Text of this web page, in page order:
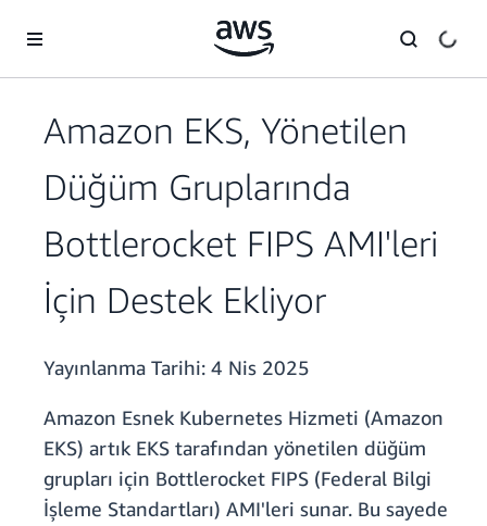
Amazon EKS, Yönetilen
Düğüm Gruplarında
Bottlerocket FIPS AMI'leri
İçin Destek Ekliyor
Yayınlanma Tarihi: 4 Nis 2025
Amazon Esnek Kubernetes Hizmeti (Amazon
EKS) artık EKS tarafından yönetilen düğüm
grupları için Bottlerocket FIPS (Federal Bilgi
İşleme Standartları) AMI'leri sunar. Bu sayede